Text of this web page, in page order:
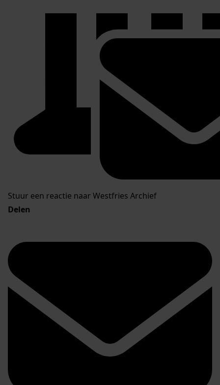
Stuur een reactie naar Westfries Archief
Delen